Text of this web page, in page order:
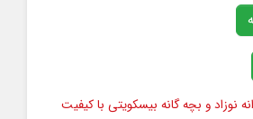
نوزاد و بچه گانه بیسکویتی با کیفیت